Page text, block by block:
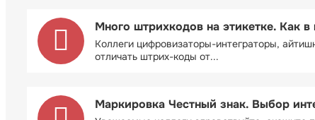
Много штрихкодов на этикетке. Как в
Коллеги цифровизаторы-интеграторы,
отличать штрих-коды от...
Маркировка Честный знак. Выбор